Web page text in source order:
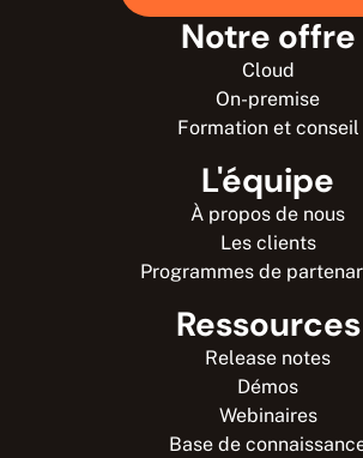
Notre offre
Cloud
On-premise
Formation et conseil
L'équipe
À propos de nous
Les clients
Programmes de
Ressources
Release notes
Démos
Webinaires
Base de